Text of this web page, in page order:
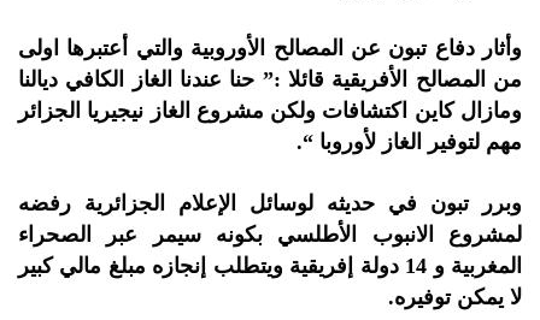
‏وأثار دفاع تبون عن المصالح الأوروبية والتي أعتبرها اولى
من المصالح الأفريقية قائلا :” حنا عندنا الغاز الكافي ديالنا
ومازال كاين اكتشافات ولكن مشروع الغاز نيجيريا الجزائر
مهم لتوفير الغاز لأوروبا “.
‏وبرر تبون في حديثه لوسائل الإعلام الجزائرية رفضه
لمشروع الانبوب الأطلسي بكونه سيمر عبر الصحراء
المغربية و 14 دولة إفريقية ويتطلب إنجازه مبلغ مالي كبير
لا يمكن توفيره.